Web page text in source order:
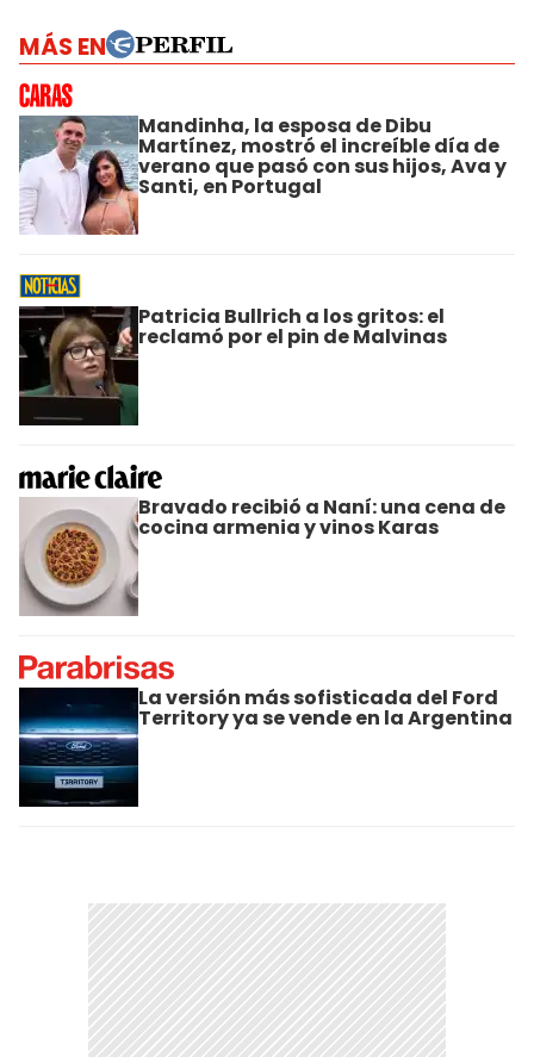
MÁS EN
Mandinha, la esposa de Dibu
Martínez, mostró el increíble día de
verano que pasó con sus hijos, Ava y
Santi, en Portugal
Patricia Bullrich a los gritos: el
reclamó por el pin de Malvinas
Bravado recibió a Naní: una cena de
cocina armenia y vinos Karas
La versión más sofisticada del Ford
Territory ya se vende en la Argentina